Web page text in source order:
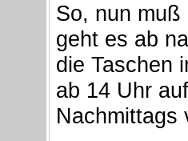
So, nun muß
geht es ab
die Taschen
ab 14 Uhr
Nachmittags